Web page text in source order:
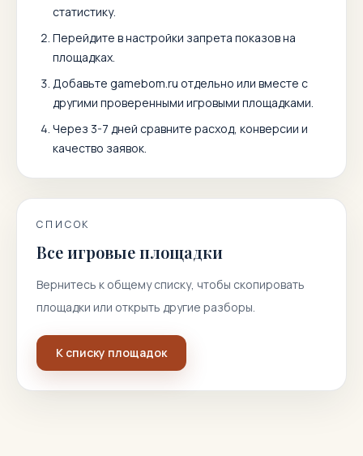
статистику.
Перейдите в настройки запрета показов на
площадках.
Добавьте gamebom.ru отдельно или вместе с
другими проверенными игровыми площадками.
Через 3-7 дней сравните расход, конверсии и
качество заявок.
СПИСОК
Все игровые площадки
Вернитесь к общему списку, чтобы скопировать
площадки или открыть другие разборы.
К списку площадок